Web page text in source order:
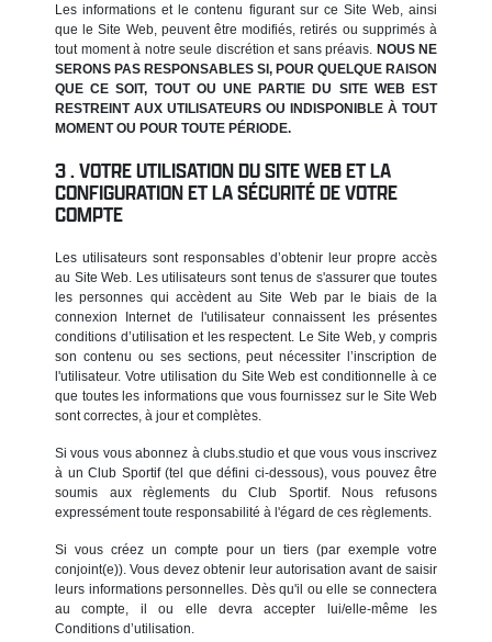
Les informations et le contenu figurant sur ce Site Web, ainsi
que le Site Web, peuvent être modifiés, retirés ou supprimés à
tout moment à notre seule discrétion et sans préavis. NOUS NE
SERONS PAS RESPONSABLES SI, POUR QUELQUE RAISON
QUE CE SOIT, TOUT OU UNE PARTIE DU SITE WEB EST
RESTREINT AUX UTILISATEURS OU INDISPONIBLE À TOUT
MOMENT OU POUR TOUTE PÉRIODE.
VOTRE UTILISATION DU SITE WEB ET LA
CONFIGURATION ET LA SÉCURITÉ DE VOTRE
COMPTE
Les utilisateurs sont responsables d’obtenir leur propre accès
au Site Web. Les utilisateurs sont tenus de s'assurer que toutes
les personnes qui accèdent au Site Web par le biais de la
connexion Internet de l'utilisateur connaissent les présentes
conditions d’utilisation et les respectent. Le Site Web, y compris
son contenu ou ses sections, peut nécessiter l’inscription de
l'utilisateur. Votre utilisation du Site Web est conditionnelle à ce
que toutes les informations que vous fournissez sur le Site Web
sont correctes, à jour et complètes.
Si vous vous abonnez à clubs.studio et que vous vous inscrivez
à un Club Sportif (tel que défini ci-dessous), vous pouvez être
soumis aux règlements du Club Sportif. Nous refusons
expressément toute responsabilité à l'égard de ces règlements.
Si vous créez un compte pour un tiers (par exemple votre
conjoint(e)). Vous devez obtenir leur autorisation avant de saisir
leurs informations personnelles. Dès qu'il ou elle se connectera
au compte, il ou elle devra accepter lui/elle-même les
Conditions d’utilisation.